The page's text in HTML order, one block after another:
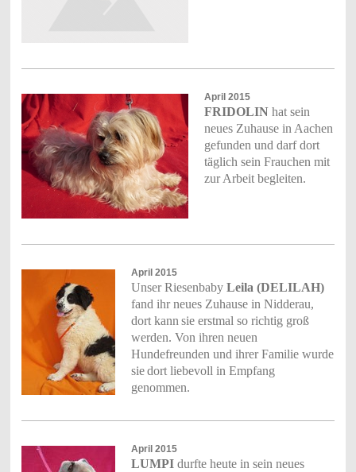
April 2015
FRIDOLINhat sein
neues Zuhause in Aachen
gefunden und darf dort
täglich sein Frauchen mit
zur Arbeit begleiten.
April 2015
Unser Riesenbaby Leila (DELILAH)
fand ihr neues Zuhause in Nidderau,
dort kann sie erstmal so richtig groß
werden. Von ihren neuen
Hundefreunden und ihrer Familie wurde
siedort liebevoll in Empfang
genommen.
April 2015
LUMPIdurfte heute in sein neues